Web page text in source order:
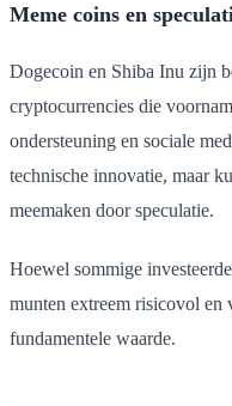
Meme coins en
Dogecoin en Shiba Inu zijn
cryptocurrencies die
ondersteuning en sociale
technische innovatie, maar
meemaken door speculatie.
Hoewel sommige
munten extreem risicovol en
fundamentele waarde.